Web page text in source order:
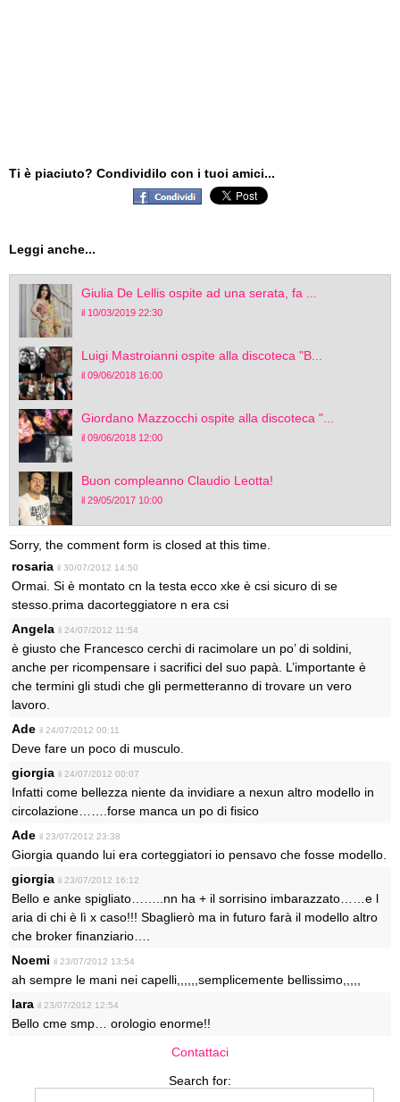
Ti è piaciuto? Condividilo con i tuoi amici...
Leggi anche...
Giulia De Lellis ospite ad una serata, fa ...
il 10/03/2019 22:30
Luigi Mastroianni ospite alla discoteca "B...
il 09/06/2018 16:00
Giordano Mazzocchi ospite alla discoteca "...
il 09/06/2018 12:00
Buon compleanno Claudio Leotta!
il 29/05/2017 10:00
Sorry, the comment form is closed at this time.
rosaria il 30/07/2012 14:50
Ormai. Si è montato cn la testa ecco xke è csi sicuro di se
stesso.prima dacorteggiatore n era csi
Angela il 24/07/2012 11:54
è giusto che Francesco cerchi di racimolare un po’ di soldini,
anche per ricompensare i sacrifici del suo papà. L’importante è
che termini gli studi che gli permetteranno di trovare un vero
lavoro.
Ade il 24/07/2012 00:11
Deve fare un poco di musculo.
giorgia il 24/07/2012 00:07
Infatti come bellezza niente da invidiare a nexun altro modello in
circolazione…….forse manca un po di fisico
Ade il 23/07/2012 23:38
Giorgia quando lui era corteggiatori io pensavo che fosse modello.
giorgia il 23/07/2012 16:12
Bello e anke spigliato……..nn ha + il sorrisino imbarazzato……e l
aria di chi è lì x caso!!! Sbaglierò ma in futuro farà il modello altro
che broker finanziario….
Noemi il 23/07/2012 13:54
ah sempre le mani nei capelli,,,,,,semplicemente bellissimo,,,,,
lara il 23/07/2012 12:54
Bello cme smp… orologio enorme!!
Contattaci
Search for: